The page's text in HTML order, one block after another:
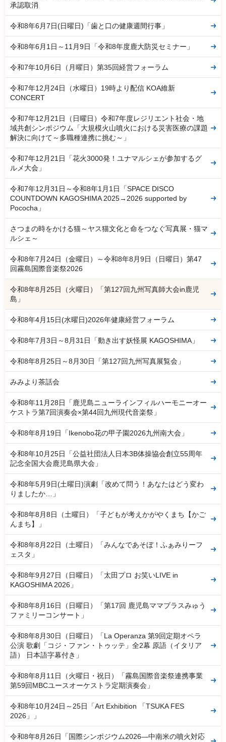
承認取消
令和8年6月7日(日曜日)「歯と口の健康週間行事」
令和8年6月1日～11月9日「令和8年度鹿大防災セミナー」
令和7年10月6日（月曜日）第35回経営フォーラム
令和7年12月24日（水曜日）19時より配信 KOA維新
CONCERT
令和7年12月21日（日曜日）令和7年度レジリエント社会・地
域共創シンポジウム「大規模火山噴火における災害医療の課題
解決に向けて～多職種連携に挑む～」
令和7年12月21日「花火3000発！ユナマルシェが参加するグ
ルメ大会」
令和7年12月31日～令和8年1月1日「SPACE DISCO
COUNTDOWN KAGOSHIMA 2025→2026 supported by
Pococha」
さつまの時をかける猫～ヤス猫文化と命をつなぐ写真展・猫マ
ルシェ～
令和8年7月24日（金曜日）～令和8年8月9日（日曜日）第47
回霧島国際音楽祭2026
令和8年8月25日（火曜日）「第127回九州写真師大会in鹿児
島」
令和8年4月15日(水曜日)2026年健康経営フォーラム
令和8年7月3日～8月31日「動き出す妖怪展 KAGOSHIMA」
令和8年8月25日～8月30日「第127回九州写真展覧会」
みみより茶話会
令和8年11月28日「鹿児島ニューラインフィルハーモニーオー
ケストラ第7回演奏会×第44回九州現代音楽祭」
令和8年8月19日「Ikenobo花の甲子園2026九州南大会」
令和8年10月25日「公益社団法人日本3B体操協会創立55周年
記念全国大会鹿児島県大会」
令和8年5月9日(土曜日)演劇「改めて問う！あなたはどう変わ
りましたか…」
令和8年8月8日（土曜日）「子どもが考えかがやくまち【かご
んまち】」
令和8年8月22日（土曜日）「みんなであそぼ！ふぁみりーフ
ェスタ」
令和8年9月27日（日曜日）「太田プロ お笑いLIVE in
KAGOSHIMA 2026」
令和8年8月16日（日曜日）「第17回 鹿児島ママブラスみゅう
ファミリーコンサート」
令和8年8月30日（日曜日）「La Operanza 第9回定期オペラ
公演 歌劇「コジ・ファン・トゥッテ」全2幕 原語（イタリア
語） 日本語字幕付き」
令和8年8月11日（火曜日・祝日）「霧島国際音楽祭連携事業
第59回MBCユースオーケストラ定期演奏会」
令和8年10月24日～25日「Art Exhibition 「TSUKA FES
2026」」
令和8年8月26日「国際シンポジウム2026―中南米の噴火対応